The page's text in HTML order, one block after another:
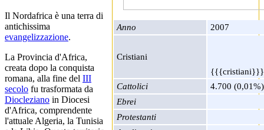
Anno 2007
Cristiani
{{{cristiani}}}
Cattolici
4.700 (0,01%)
Ebrei
Protestanti
Il Nordafrica è una terra di
antichissima
evangelizzazione.
La Provincia d'Africa,
creata dopo la conquista
romana, alla fine del III
secolo fu trasformata da
Diocleziano in Diocesi
d'Africa, comprendente
l'attuale Algeria, la Tunisia